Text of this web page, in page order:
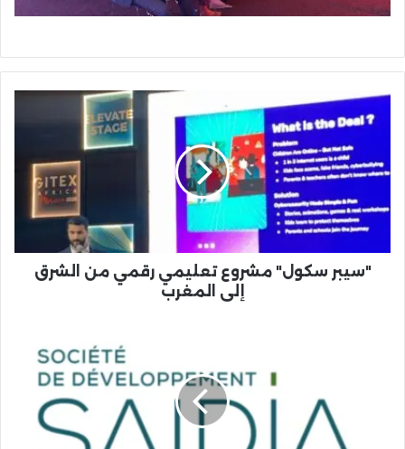
"سيبر
سكول"
تعليمي
رقمي
الشرق
المغرب
"سيبر سكول" مشروع تعليمي رقمي من الشرق
إلى المغرب